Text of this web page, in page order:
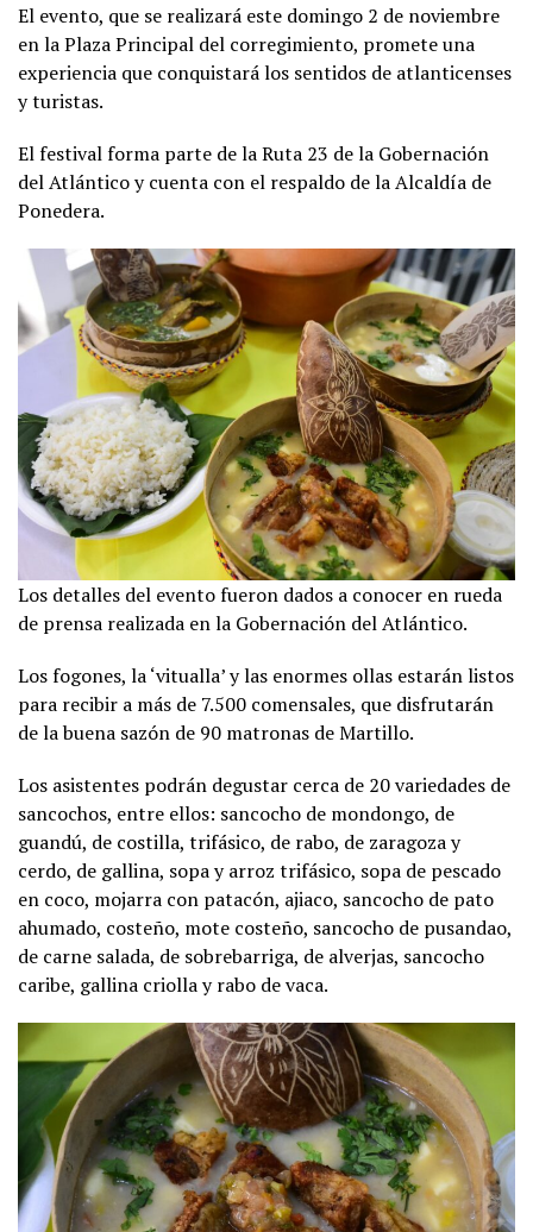
El evento, que se realizará este domingo 2 de noviembre
en la Plaza Principal del corregimiento, promete una
experiencia que conquistará los sentidos de atlanticenses
y turistas.
El festival forma parte de la Ruta 23 de la Gobernación
del Atlántico y cuenta con el respaldo de la Alcaldía de
Ponedera.
Los detalles del evento fueron dados a conocer en rueda
de prensa realizada en la Gobernación del Atlántico.
Los fogones, la ‘vitualla’ y las enormes ollas estarán listos
para recibir a más de 7.500 comensales, que disfrutarán
de la buena sazón de 90 matronas de Martillo.
Los asistentes podrán degustar cerca de 20 variedades de
sancochos, entre ellos: sancocho de mondongo, de
guandú, de costilla, trifásico, de rabo, de zaragoza y
cerdo, de gallina, sopa y arroz trifásico, sopa de pescado
en coco, mojarra con patacón, ajiaco, sancocho de pato
ahumado, costeño, mote costeño, sancocho de pusandao,
de carne salada, de sobrebarriga, de alverjas, sancocho
caribe, gallina criolla y rabo de vaca.